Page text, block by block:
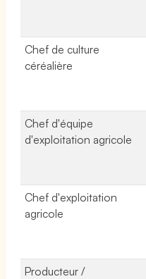
Chef de culture
céréalière
Chef d'équipe
d'exploitation agricole
Chef d'exploitation
agricole
Producteur /